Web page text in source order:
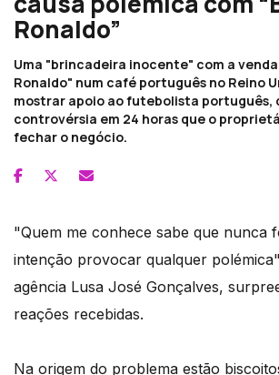
Ronaldo”
Uma "brincadeira inocente" com a
Ronaldo" num café português no Reino
mostrar apoio ao futebolista português,
controvérsia em 24 horas que o
fechar o negócio.
"Quem me conhece sabe que nunca
intenção provocar qualquer
agência Lusa José Gonçalves,
reações recebidas.
Na origem do problema estão